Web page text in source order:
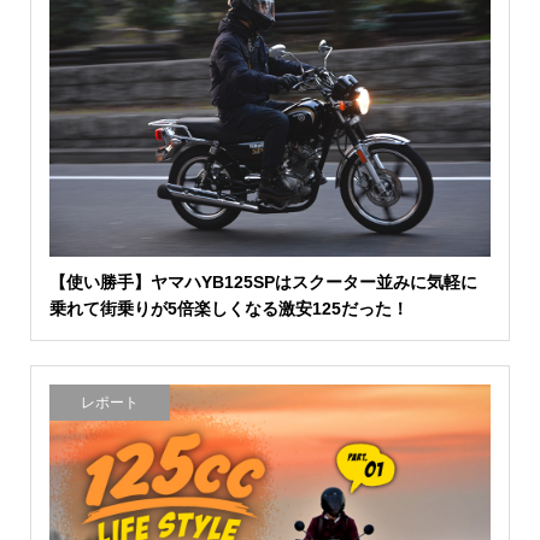
【使い勝手】ヤマハYB125SPはスクーター並みに気軽に
乗れて街乗りが5倍楽しくなる激安125だった！
レポート